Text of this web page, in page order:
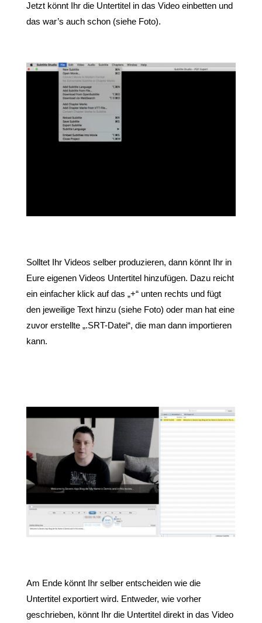
Jetzt könnt Ihr die Untertitel in das Video einbetten und
das war’s auch schon (siehe Foto).
Solltet Ihr Videos selber produzieren, dann könnt Ihr in
Eure eigenen Videos Untertitel hinzufügen. Dazu reicht
ein einfacher klick auf das „+“ unten rechts und fügt
den jeweilige Text hinzu (siehe Foto) oder man hat eine
zuvor erstellte „.SRT-Datei“, die man dann importieren
kann.
Am Ende könnt Ihr selber entscheiden wie die
Untertitel exportiert wird. Entweder, wie vorher
geschrieben, könnt Ihr die Untertitel direkt in das Video